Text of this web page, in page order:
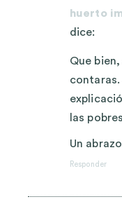
huerto
dice:
Que
las
Un abrazo
Responder